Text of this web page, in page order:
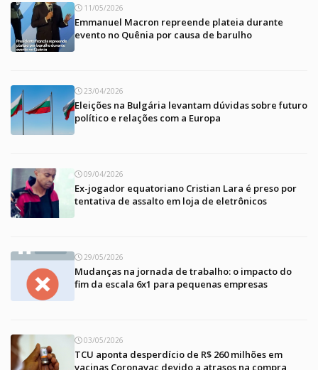
11/05/2026
Emmanuel Macron repreende plateia durante
evento no Quênia por causa de barulho
23/04/2026
Eleições na Bulgária levantam dúvidas sobre futuro
político e relações com a Europa
09/04/2026
Ex-jogador equatoriano Cristian Lara é preso por
tentativa de assalto em loja de eletrônicos
29/05/2026
Mudanças na jornada de trabalho: o impacto do
fim da escala 6x1 para pequenas empresas
03/05/2026
TCU aponta desperdício de R$ 260 milhões em
vacinas Coronavac devido a atrasos na compra